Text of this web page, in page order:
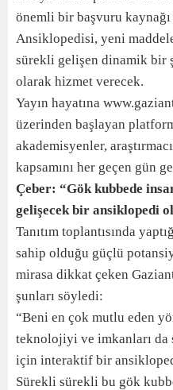
önemli bir başvuru
Ansiklopedisi, yeni
sürekli gelişen dinamik bir
olarak hizmet verecek.
Yayın hayatına
üzerinden başlayan
akademisyenler,
kapsamını her geçen gün
Çeber: “Gök kubbede
gelişecek bir ansiklopedi
Tanıtım toplantısında
sahip olduğu güçlü
mirasa dikkat çeken
şunları söyledi:
“Beni en çok mutlu eden
teknolojiyi ve imkanları da
için interaktif bir
Sürekli sürekli bu gök